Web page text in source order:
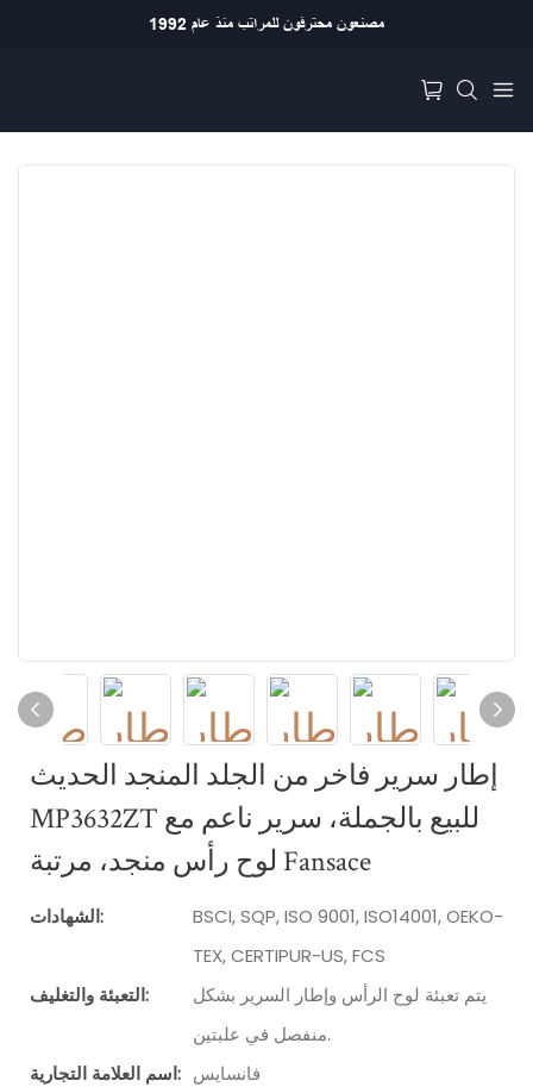
مصنعون محترفون للمراتب منذ عام 1992
إطار سرير فاخر من الجلد المنجد الحديث
MP3632ZT للبيع بالجملة، سرير ناعم مع
لوح رأس منجد، مرتبة Fansace
الشهادات:
BSCI, SQP, ISO 9001, ISO14001, OEKO-
TEX, CERTIPUR-US, FCS
التعبئة والتغليف:
يتم تعبئة لوح الرأس وإطار السرير بشكل
منفصل في علبتين.
اسم العلامة التجارية: فانسايس